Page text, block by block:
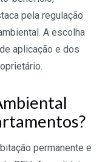
pela regulação
A escolha
aplicação e dos
permanente e